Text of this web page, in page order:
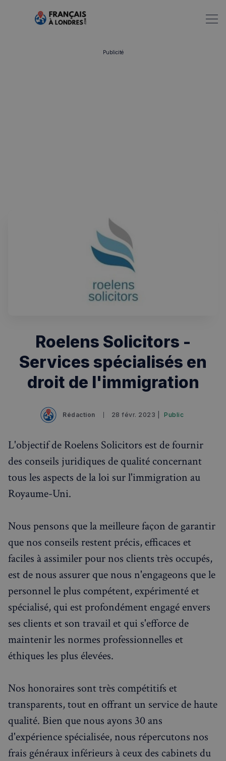
Recherche ✨Chatbot IA
Rechercher dans Français à Londres - Magazine
Annuaire des professionnels
Visites guidées
Événements à venir
Publicité
Roelens Solicitors -
Services spécialisés en
droit de l'immigration
Rédaction 28 févr. 2023 | Public
L'objectif de Roelens Solicitors est de fournir
des conseils juridiques de qualité concernant
tous les aspects de la loi sur l'immigration au
Royaume-Uni.
Nous pensons que la meilleure façon de garantir
que nos conseils restent précis, efficaces et
faciles à assimiler pour nos clients très occupés,
est de nous assurer que nous n'engageons que le
personnel le plus compétent, expérimenté et
spécialisé, qui est profondément engagé envers
ses clients et son travail et qui s'efforce de
maintenir les normes professionnelles et
éthiques les plus élevées.
Nos honoraires sont très compétitifs et
transparents, tout en offrant un service de haute
qualité. Bien que nous ayons 30 ans
d'expérience spécialisée, nous répercutons nos
frais généraux inférieurs à ceux des cabinets du